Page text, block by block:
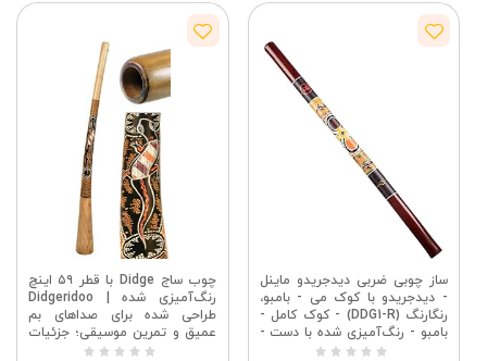
ساز چوبی ضربی دیدجریدو ماینل
- دیدجریدو با کوک می - بامبو،
رنگارنگ (DDG1-R) - کوک کامل -
بامبو - رنگ‌آمیزی شده با دست -
۴۷ اینچ / ۱۲۰ سانتی‌متر | ساز
چوب ساج Didge با قطر ۵۹ اینچ
رنگ‌آمیزی شده | Didgeridoo
طراحی شده برای صداهای بم
عمیق و تمرین موسیقی؛ جزئیات
کلیدی: ۵۵ اینچ، چوب ساج، چوب